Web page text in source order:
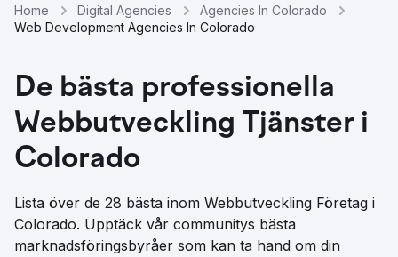
Home Digital Agencies
Agencies In Colorado
Web Development Agencies In Colorado
De bästa professionella
Webbutveckling Tjänster i
Colorado
Lista över de 28 bästa inom Webbutveckling Företag i
Colorado. Upptäck vår communitys bästa
marknadsföringsbyråer som kan ta hand om din